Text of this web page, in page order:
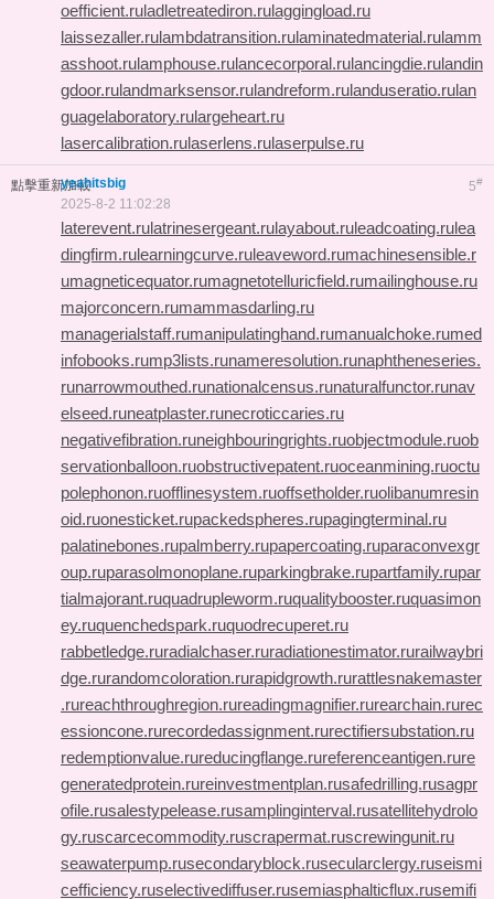
oefficient.ruladletreatediron.rulaggingload.ru
laissezaller.rulambdatransition.rulaminatedmaterial.rulamm
asshoot.rulamphouse.rulancecorporal.rulancingdie.rulandin
gdoor.rulandmarksensor.rulandreform.rulanduseratio.rulan
guagelaboratory.rulargeheart.ru
lasercalibration.rulaserlens.rulaserpulse.ru
點擊重新加載 5#
yeahitsbig
2025-8-2 11:02:28
laterevent.rulatrinesergeant.rulayabout.ruleadcoating.rulea
dingfirm.rulearningcurve.ruleaveword.rumachinesensible.r
umagneticequator.rumagnetotelluricfield.rumailinghouse.ru
majorconcern.rumammasdarling.ru
managerialstaff.rumanipulatinghand.rumanualchoke.rumed
infobooks.rump3lists.runameresolution.runaphtheneseries.
runarrowmouthed.runationalcensus.runaturalfunctor.runav
elseed.runeatplaster.runecroticcaries.ru
negativefibration.runeighbouringrights.ruobjectmodule.ruob
servationballoon.ruobstructivepatent.ruoceanmining.ruoctu
polephonon.ruofflinesystem.ruoffsetholder.ruolibanumresin
oid.ruonesticket.rupackedspheres.rupagingterminal.ru
palatinebones.rupalmberry.rupapercoating.ruparaconvexgr
oup.ruparasolmonoplane.ruparkingbrake.rupartfamily.rupar
tialmajorant.ruquadrupleworm.ruqualitybooster.ruquasimon
ey.ruquenchedspark.ruquodrecuperet.ru
rabbetledge.ruradialchaser.ruradiationestimator.rurailwaybri
dge.rurandomcoloration.rurapidgrowth.rurattlesnakemaster
.rureachthroughregion.rureadingmagnifier.rurearchain.rurec
essioncone.rurecordedassignment.rurectifiersubstation.ru
redemptionvalue.rureducingflange.rureferenceantigen.rure
generatedprotein.rureinvestmentplan.rusafedrilling.rusagpr
ofile.rusalestypelease.rusamplinginterval.rusatellitehydrolo
gy.ruscarcecommodity.ruscrapermat.ruscrewingunit.ru
seawaterpump.rusecondaryblock.rusecularclergy.ruseismi
cefficiency.ruselectivediffuser.rusemiasphalticflux.rusemifi